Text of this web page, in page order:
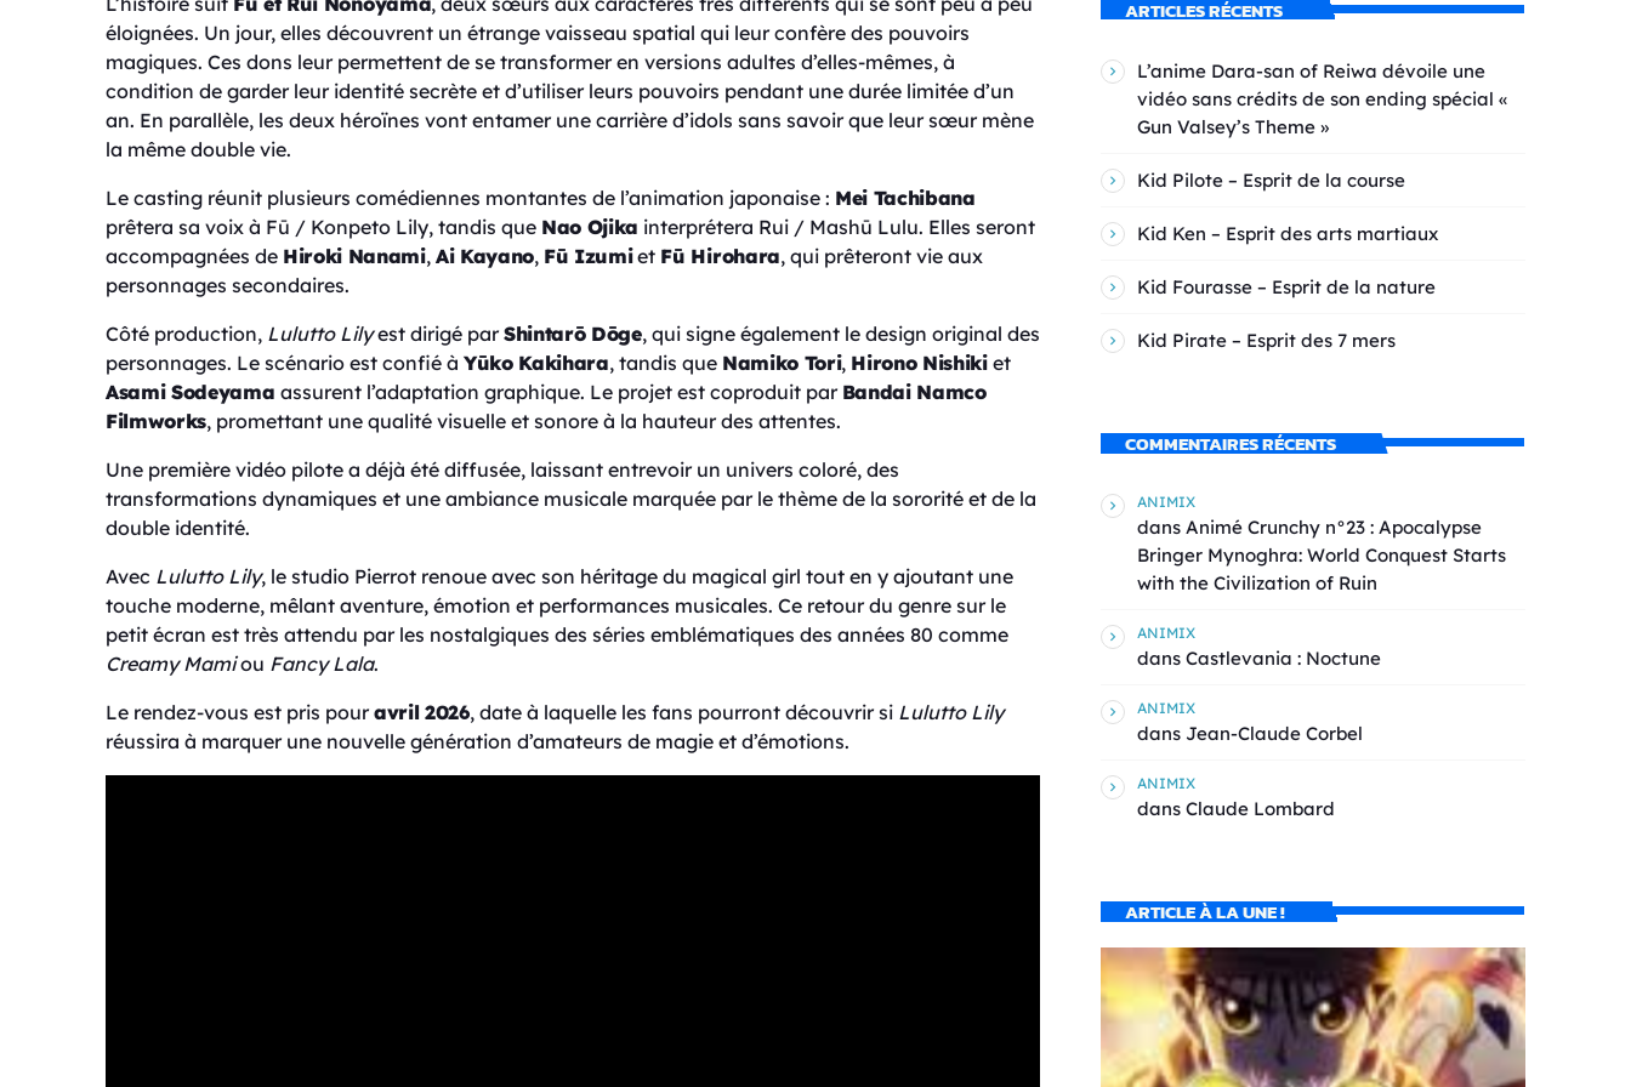
éloignées. Un jour, elles découvrent un étrange vaisseau spatial qui leur confère des pouvoirs
magiques. Ces dons leur permettent de se transformer en versions adultes d’elles-mêmes, à
condition de garder leur identité secrète et d’utiliser leurs pouvoirs pendant une durée limitée d’un
an. En parallèle, les deux héroïnes vont entamer une carrière d’idols sans savoir que leur sœur mène
la même double vie.
Le casting réunit plusieurs comédiennes montantes de l’animation japonaise : Mei Tachibana
prêtera sa voix à Fū / Konpeto Lily, tandis que Nao Ojika interprétera Rui / Mashū Lulu. Elles seront
accompagnées de Hiroki Nanami, Ai Kayano, Fū Izumiet Fū Hirohara, qui prêteront vie aux
personnages secondaires.
Côté production, Lulutto Lilyest dirigé parShintarō Dōge, qui signe également le design original des
personnages. Le scénario est confié à Yūko Kakihara, tandis que Namiko Tori, Hirono Nishikiet
Asami Sodeyama assurent l’adaptation graphique. Le projet est coproduit par Bandai Namco
Filmworks, promettant une qualité visuelle et sonore à la hauteur des attentes.
Une première vidéo pilote a déjà été diffusée, laissant entrevoir un univers coloré, des
transformations dynamiques et une ambiance musicale marquée par le thème de la sororité et de la
double identité.
Avec Lulutto Lily, le studio Pierrot renoue avec son héritage du magical girl tout en y ajoutant une
touche moderne, mêlant aventure, émotion et performances musicales. Ce retour du genre sur le
petit écran est très attendu par les nostalgiques des séries emblématiques des années 80 comme
Creamy Mamiou Fancy Lala.
Le rendez-vous est pris pouravril 2026, date à laquelle les fans pourront découvrir si Lulutto Lily
réussira à marquer une nouvelle génération d’amateurs de magie et d’émotions.
ARTICLES RÉCENTS
L’anime Dara-san of Reiwa dévoile une
vidéo sans crédits de son ending spécial «
Gun Valsey’s Theme »
Kid Pilote – Esprit de la course
Kid Ken – Esprit des arts martiaux
Kid Fourasse – Esprit de la nature
Kid Pirate – Esprit des 7 mers
COMMENTAIRES RÉCENTS
ANIMIX
dans Animé Crunchy n°23 : Apocalypse
Bringer Mynoghra: World Conquest Starts
with the Civilization of Ruin
ANIMIX
dans Castlevania : Noctune
ANIMIX
dans Jean-Claude Corbel
ANIMIX
dans Claude Lombard
ARTICLE À LA UNE !